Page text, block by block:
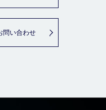
問い合わせ